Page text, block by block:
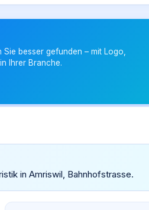
besser gefunden – mit Logo,
Ihrer Branche.
in Amriswil, Bahnhofstrasse.